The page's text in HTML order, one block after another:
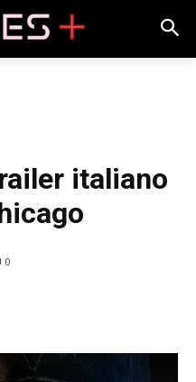
italiano
0